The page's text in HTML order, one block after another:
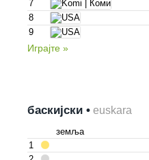
7
8
9
Играјте »
баскијски • euskara
земља
1